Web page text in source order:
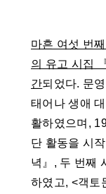
마흔 여섯 번
의 유고 시집
간되었다. 문
태어나 생애
활하였으며,
단 활동을 시
녁』, 두 번째
하였고, <객토